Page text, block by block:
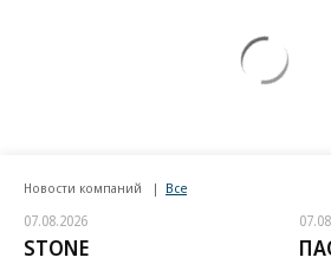
Новости компаний Все
07.08.2026
STONE